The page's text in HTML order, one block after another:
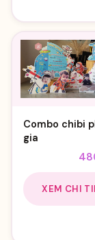
Combo chibi
gia
Giá
là:
XEM CHI